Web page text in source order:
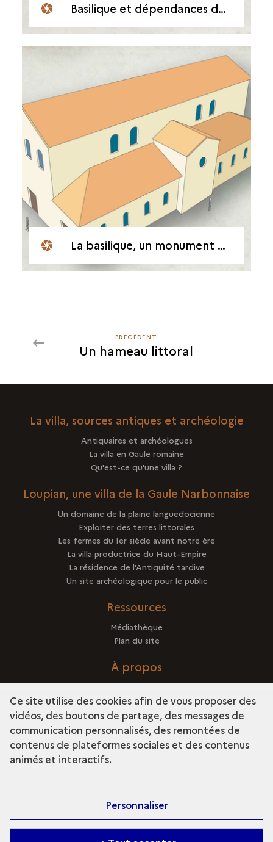
Basilique et dépendances de l'Antiquité tardive
La basilique, un monument public en milieu rural
PRÉCÉDENT
PRÉCÉDENT
Un hameau littoral
La villa, sources antiques et archéologie
Antiquaires et archéologues
La villa en Gaule romaine
Qu'est-ce qu'une villa ?
Loupian, une villa de la Gaule Narbonnaise
Un domaine de la plaine languedocienne
Exploiter des terres littorales
Les fermes du Ier siècle avant notre ère
La villa productrice du Haut-Empire
La résidence de l'Antiquité tardive
Un site archéologique pour le public
Ressources
Médiathèque
Plan du site
À propos
Crédits
Découvrir la collection
Ce site utilise des cookies afin de vous proposer des
vidéos, des boutons de partage, des messages de
communication personnalisés, des remontées de
contenus de plateformes sociales et des contenus
animés et interactifs.
Personnaliser